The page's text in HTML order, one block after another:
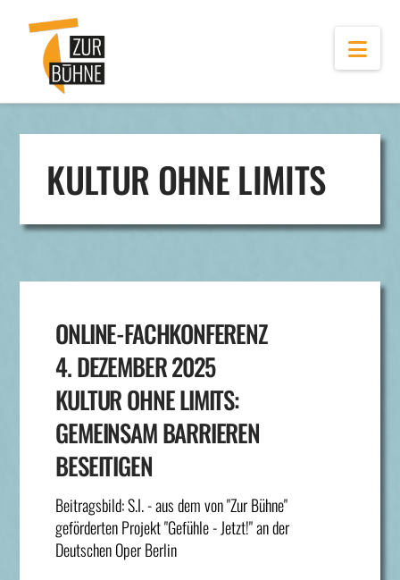
KULTUR OHNE LIMITS
ONLINE-FACHKONFERENZ
4. DEZEMBER 2025
KULTUR OHNE LIMITS:
GEMEINSAM BARRIEREN
BESEITIGEN
Beitragsbild: S.I. - aus dem von "Zur Bühne"
geförderten Projekt "Gefühle - Jetzt!" an der
Deutschen Oper Berlin